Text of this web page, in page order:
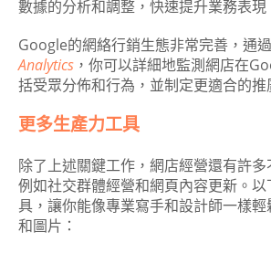
數據的分析和調整，快速提升業務表現
Google的網絡行銷生態非常完善，通
Analytics ，你可以詳細地監測網店在
括受眾分佈和行為，並制定更適合的推
更多生產力工具
除了上述關鍵工作，網店經營還有許多
例如社交群體經營和網頁內容更新。
具，讓你能像專業寫手和設計師一樣
和圖片：